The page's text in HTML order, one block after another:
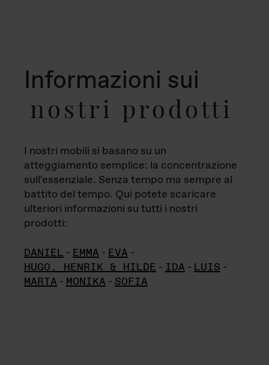
Informazioni sui
nostri prodotti
I nostri mobili si basano su un
atteggiamento semplice: la concentrazione
sull'essenziale. Senza tempo ma sempre al
battito del tempo. Qui potete scaricare
ulteriori informazioni su tutti i nostri
prodotti:
DANIEL - EMMA - EVA -
HUGO, HENRIK & HILDE - IDA - LUIS -
MARTA - MONIKA - SOFIA